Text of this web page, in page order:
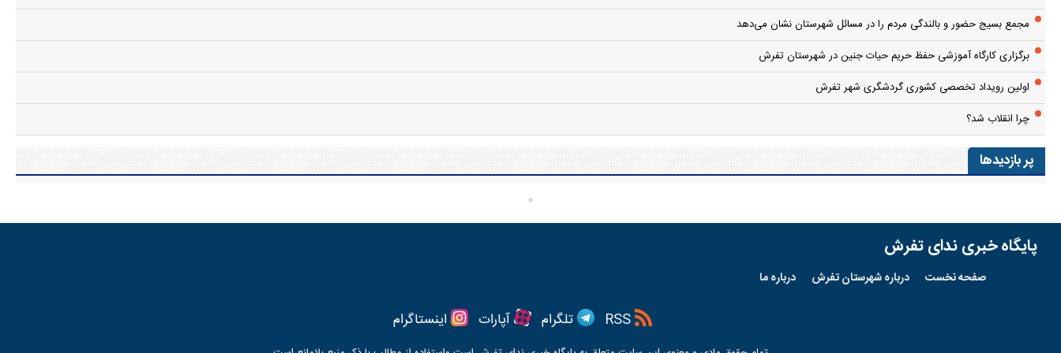
مجمع بسیج حضور و بالندگی مردم را در مسائل شهرستان نشان می‌دهد
برگزاری کارگاه آموزشی حفظ حریم حیات جنین در شهرستان تفرش
اولین رویداد تخصصی کشوری گردشگری شهر تفرش
چرا انقلاب شد؟
پر بازدیدها
پایگاه خبری ندای تفرش
صفحه نخست درباره شهرستان تفرش درباره ما
تلگرام آپارات اینستاگرام